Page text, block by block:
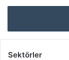
Sektörler